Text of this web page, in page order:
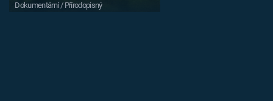
Dokumentární / Přírodopisný